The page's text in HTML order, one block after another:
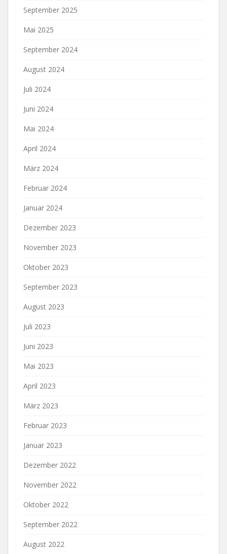
September 2025
Mai 2025
September 2024
August 2024
Juli 2024
Juni 2024
Mai 2024
April 2024
März 2024
Februar 2024
Januar 2024
Dezember 2023
November 2023
Oktober 2023
September 2023
August 2023
Juli 2023
Juni 2023
Mai 2023
April 2023
März 2023
Februar 2023
Januar 2023
Dezember 2022
November 2022
Oktober 2022
September 2022
August 2022